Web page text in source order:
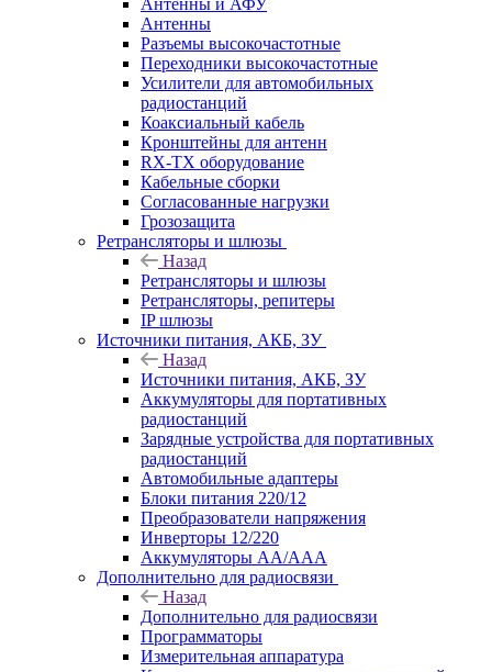
Антенны и АФУ
Антенны
Разъемы высокочастотные
Переходники высокочастотные
Усилители для автомобильных
радиостанций
Коаксиальный кабель
Кронштейны для антенн
RX-TX оборудование
Кабельные сборки
Согласованные нагрузки
Грозозащита
Ретрансляторы и шлюзы
Назад
Ретрансляторы и шлюзы
Ретрансляторы, репитеры
IP шлюзы
Источники питания, АКБ, ЗУ
Назад
Источники питания, АКБ, ЗУ
Аккумуляторы для портативных
радиостанций
Зарядные устройства для портативных
радиостанций
Автомобильные адаптеры
Блоки питания 220/12
Преобразователи напряжения
Инверторы 12/220
Аккумуляторы АА/ААА
Дополнительно для радиосвязи
Назад
Дополнительно для радиосвязи
Программаторы
Измерительная аппаратура